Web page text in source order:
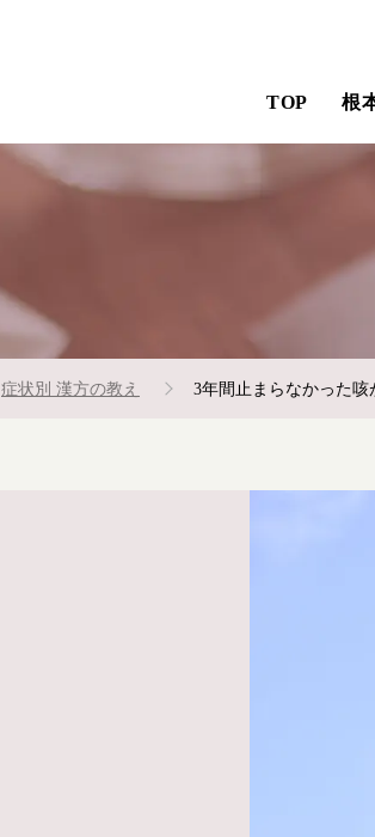
TOP 根
症状別 漢方の教え 3年間止まらなかった咳